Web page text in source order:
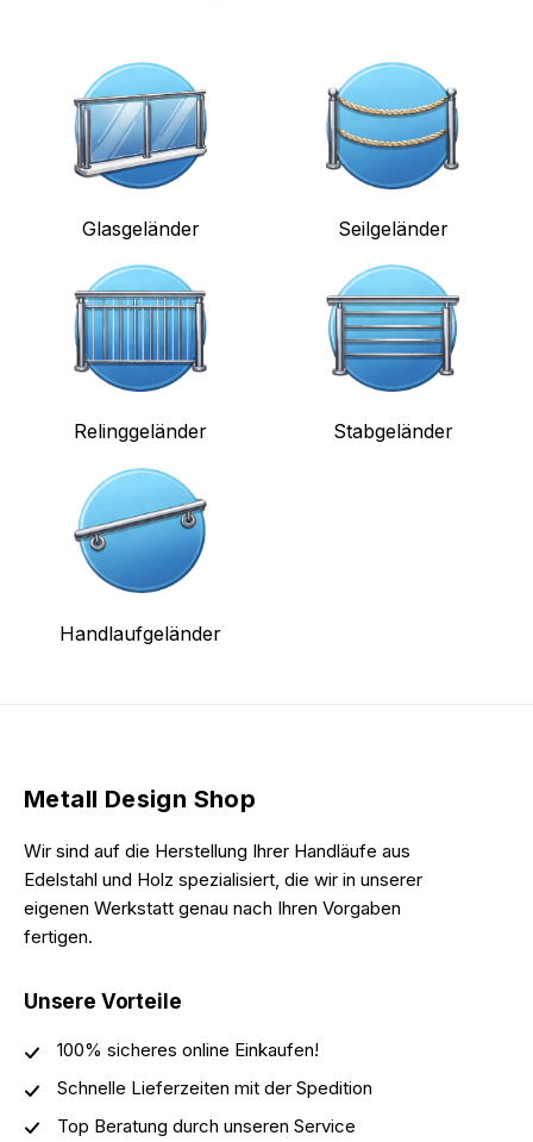
Glasgeländer Seilgeländer
Relinggeländer Stabgeländer
Handlaufgeländer
Metall Design Shop
Wir sind auf die Herstellung Ihrer Handläufe aus
Edelstahl und Holz spezialisiert, die wir in unserer
eigenen Werkstatt genau nach Ihren Vorgaben
fertigen.
Unsere Vorteile
100% sicheres online Einkaufen!
Schnelle Lieferzeiten mit der Spedition
Top Beratung durch unseren Service